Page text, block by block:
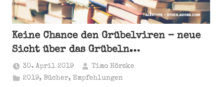
Keine Chance den Grübelviren – neue
Sicht über das Grübeln…
30. April 2019
Timo Hörske
2019, Bücher, Empfehlungen